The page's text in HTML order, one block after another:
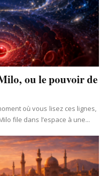
ou le pouvoir de
où vous lisez ces lignes,
file dans l’espace à une...